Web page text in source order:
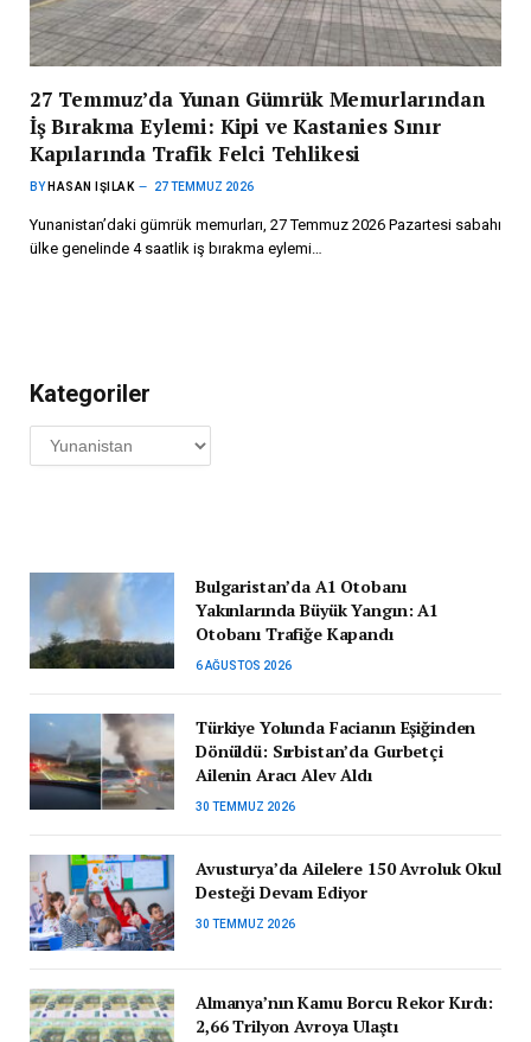
27 Temmuz’da Yunan Gümrük Memurlarından
İş Bırakma Eylemi: Kipi ve Kastanies Sınır
Kapılarında Trafik Felci Tehlikesi
BY HASAN IŞILAK 27 TEMMUZ 2026
Yunanistan’daki gümrük memurları, 27 Temmuz 2026 Pazartesi sabahı
ülke genelinde 4 saatlik iş bırakma eylemi…
Kategoriler
Kategoriler
Bulgaristan’da A1 Otobanı
Yakınlarında Büyük Yangın: A1
Otobanı Trafiğe Kapandı
6 AĞUSTOS 2026
Türkiye Yolunda Facianın Eşiğinden
Dönüldü: Sırbistan’da Gurbetçi
Ailenin Aracı Alev Aldı
30 TEMMUZ 2026
Avusturya’da Ailelere 150 Avroluk Okul
Desteği Devam Ediyor
30 TEMMUZ 2026
Almanya’nın Kamu Borcu Rekor Kırdı:
2,66 Trilyon Avroya Ulaştı